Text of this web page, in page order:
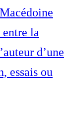
entre la
d’une
essais ou